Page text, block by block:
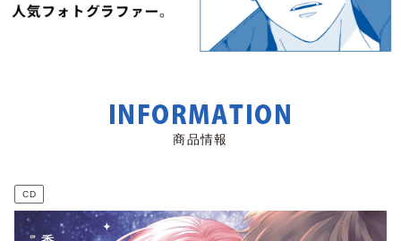
INFORMATION
商品情報
CD